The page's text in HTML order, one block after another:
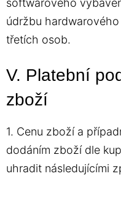
softwarového
údržbu
třetích osob.
V. Platební
zboží
1. Cenu zboží a
dodáním zboží dle
uhradit následujícími